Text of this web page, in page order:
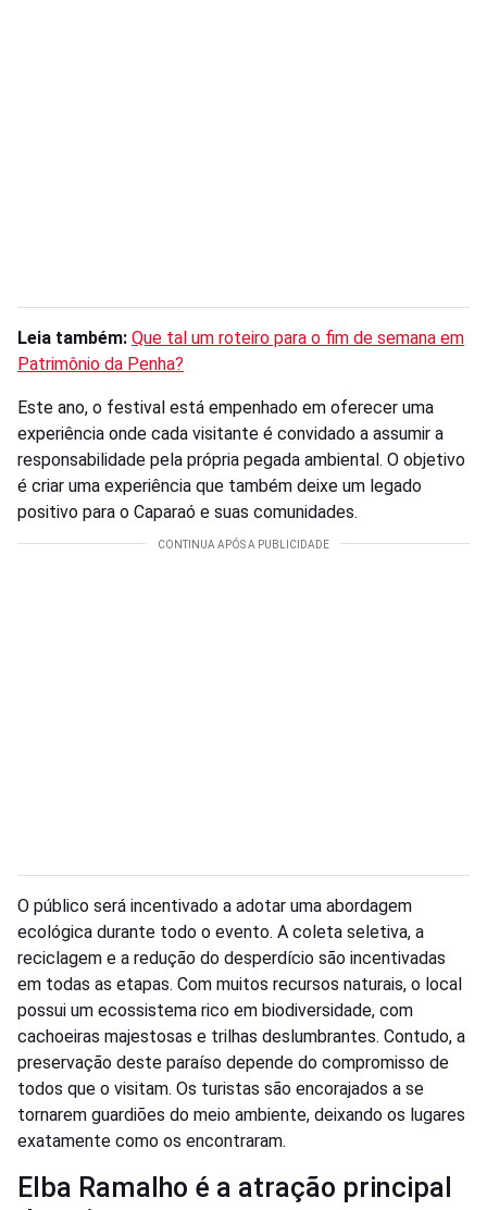
Leia também: Que tal um roteiro para o fim de semana em
Patrimônio da Penha?
Este ano, o festival está empenhado em oferecer uma
experiência onde cada visitante é convidado a assumir a
responsabilidade pela própria pegada ambiental. O objetivo
é criar uma experiência que também deixe um legado
positivo para o Caparaó e suas comunidades.
O público será incentivado a adotar uma abordagem
ecológica durante todo o evento. A coleta seletiva, a
reciclagem e a redução do desperdício são incentivadas
em todas as etapas. Com muitos recursos naturais, o local
possui um ecossistema rico em biodiversidade, com
cachoeiras majestosas e trilhas deslumbrantes. Contudo, a
preservação deste paraíso depende do compromisso de
todos que o visitam. Os turistas são encorajados a se
tornarem guardiões do meio ambiente, deixando os lugares
exatamente como os encontraram.
Elba Ramalho é a atração principal